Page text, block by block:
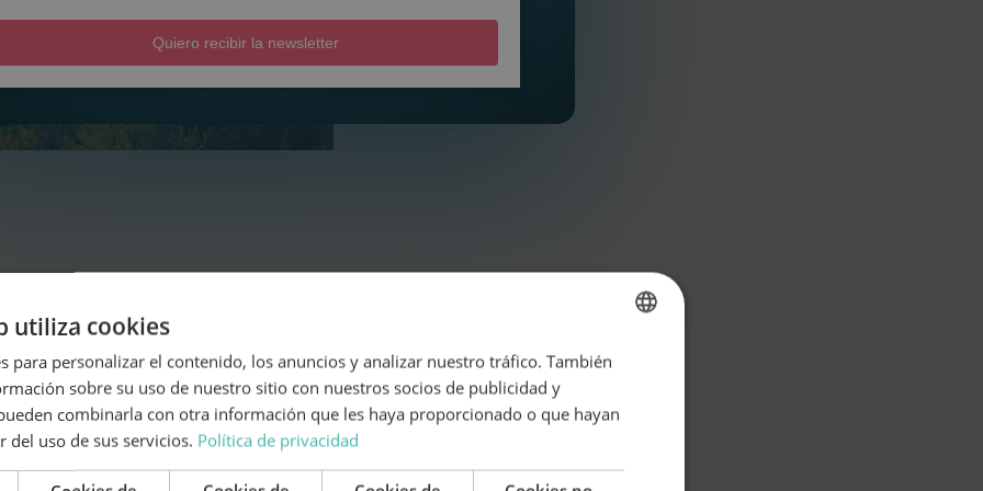
Quiero recibir la newsletter
autocaravanas
que necesitas conocer es
existía una ambigüedad entreacampar y
gracias a una nueva instrucción
específica. De esta forma, estacionar
un espacio determinado, con el motor
SPANISH
utiliza cookies
para personalizar el contenido, los anuncios y analizar nuestro tráfico. También
sobre su uso de nuestro sitio con nuestros socios de publicidad y
combinarla con otra información que les haya proporcionado o que hayan
del uso de sus servicios. Política de privacidad